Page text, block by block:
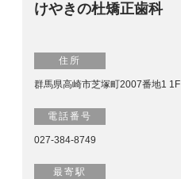
けやきの杜矯正歯科
住所
群馬県高崎市芝塚町2007番地1 1F
電話番号
027-384-8749
最寄駅